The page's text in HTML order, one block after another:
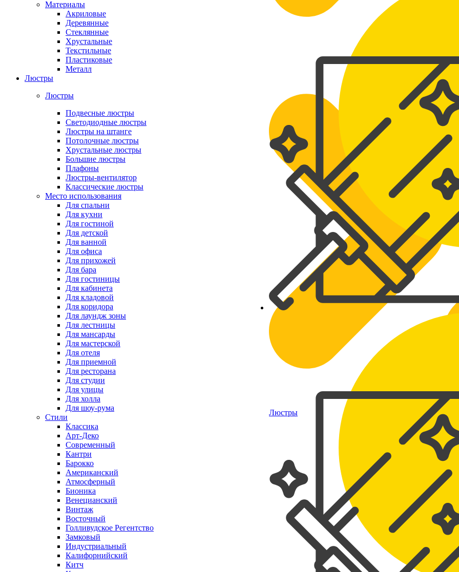
Люстры
Материалы
Акриловые
Деревянные
Стеклянные
Хрустальные
Текстильные
Пластиковые
Металл
Люстры
Люстры
Подвесные люстры
Светодиодные люстры
Люстры на штанге
Потолочные люстры
Хрустальные люстры
Большие люстры
Плафоны
Люстры-вентилятор
Классические люстры
Место использования
Для спальни
Для кухни
Для гостиной
Для детской
Для ванной
Для офиса
Для прихожей
Для бара
Для гостиницы
Для кабинета
Для кладовой
Для коридора
Для лаундж зоны
Для лестницы
Для мансарды
Для мастерской
Для отеля
Для приемной
Для ресторана
Для студии
Для улицы
Для холла
Для шоу-рума
Стили
Классика
Арт-Деко
Современный
Кантри
Барокко
Американский
Атмосферный
Бионика
Венецианский
Винтаж
Восточный
Голливудское Регентство
Замковый
Индустриальный
Калифорнийский
Китч